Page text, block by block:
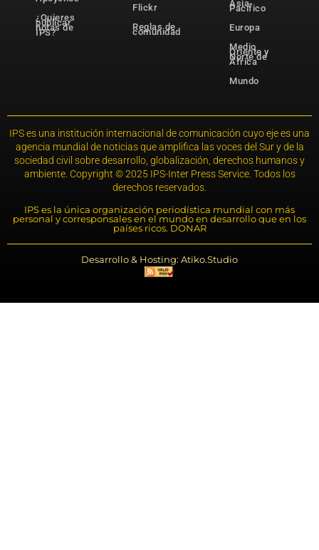
¿Quieres
publicar
notas de
IPS?
Flickr
Reglas de
comunidad
Asia-
Pacífico
Europa
Medio
Oriente y
Norte de
África
Mundo
IPS es una institución internacional de comunicación cuyo eje es una
agencia mundial de noticias que amplifica las voces del Sur y de la
sociedad civil sobre desarrollo, globalización, derechos humanos y
ambiente. Copyright © 2025 IPS-Inter Press Service. Todos los
derechos reservados.
IPS es la única organización periodística mundial con más
personal y corresponsales en el mundo en desarrollo que en los
países ricos. DONAR
Desarrollo & Hosting: Atiko.Studio